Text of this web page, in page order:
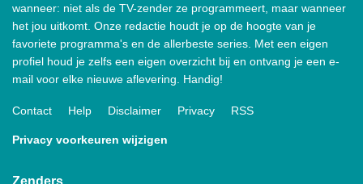
wanneer: niet als de TV-zender ze programmeert, maar wanneer
het jou uitkomt. Onze redactie houdt je op de hoogte van je
favoriete programma's en de allerbeste series. Met een eigen
profiel houd je zelfs een eigen overzicht bij en ontvang je een e-
mail voor elke nieuwe aflevering. Handig!
Contact Help Disclaimer Privacy RSS
Privacy voorkeuren wijzigen
Zenders